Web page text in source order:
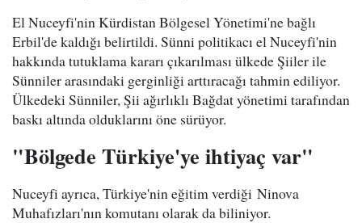
El Nuceyfi'nin Kürdistan Bölgesel Yönetimi'ne bağlı
Erbil'de kaldığı belirtildi. Sünni politikacı el Nuceyfi'nin
hakkında tutuklama kararı çıkarılması ülkede Şiiler ile
Sünniler arasındaki gerginliği arttıracağı tahmin ediliyor.
Ülkedeki Sünniler, Şii ağırlıklı Bağdat yönetimi tarafından
baskı altında olduklarını öne sürüyor.
"Bölgede Türkiye'ye ihtiyaç var"
Nuceyfi ayrıca, Türkiye'nin eğitim verdiği Ninova
Muhafızları'nın komutanı olarak da biliniyor.